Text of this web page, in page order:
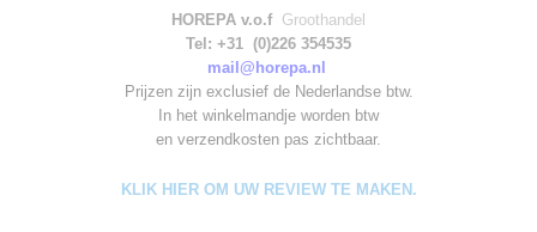
HOREPA v.o.f Groothandel
Tel: +31 (0)226 354535
mail@horepa.nl
Prijzen zijn exclusief de Nederlandse btw.
In het winkelmandje worden btw
en verzendkosten pas zichtbaar.
KLIK HIER OM UW REVIEW TE MAKEN.